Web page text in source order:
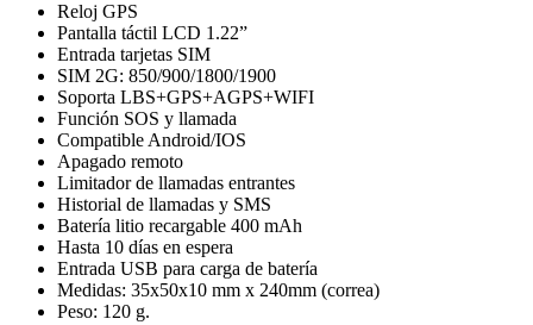
Reloj GPS
Pantalla táctil LCD 1.22”
Entrada tarjetas SIM
SIM 2G: 850/900/1800/1900
Soporta LBS+GPS+AGPS+WIFI
Función SOS y llamada
Compatible Android/IOS
Apagado remoto
Limitador de llamadas entrantes
Historial de llamadas y SMS
Batería litio recargable 400 mAh
Hasta 10 días en espera
Entrada USB para carga de batería
Medidas: 35x50x10 mm x 240mm (correa)
Peso: 120 g.